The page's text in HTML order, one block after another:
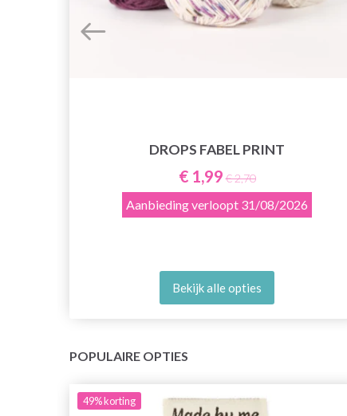
DROPS FABEL PRINT
€ 1,99 € 2,70
Aanbieding verloopt 31/08/2026
Bekijk alle opties
POPULAIRE OPTIES
49%korting